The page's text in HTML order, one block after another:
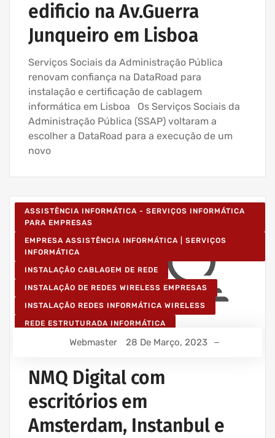
edificio na Av.Guerra
Junqueiro em Lisboa
Serviços Sociais da Administração Pública
renovam confiança na DataRoad para
instalação e certificação de cablagem
informática em Lisboa Os Serviços Sociais da
Administração Pública (SSAP) voltaram a
escolher a DataRoad para a execução de um
novo
ASSISTÊNCIA INFORMÁTICA - SERVIÇOS INFORMÁTICA
PARA EMPRESAS
EMPRESA ASSISTÊNCIA INFORMÁTICA | SERVIÇOS
INFORMÁTICA
INSTALAÇÃO CABLAGEM DE REDE
INSTALAÇÃO DE REDES WIRELESS EMPRESAS
INSTALAÇÃO REDES INFORMÁTICA WIRELESS
REDE ESTRUTURADA INFORMÁTICA
Webmaster 28 De Março, 2023
NMQ Digital com
escritórios em
Amsterdam, Instanbul e